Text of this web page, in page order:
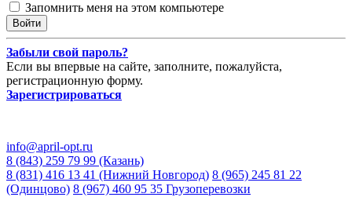
Запомнить меня на этом компьютере
Забыли свой пароль?
Если вы впервые на сайте, заполните, пожалуйста,
регистрационную форму.
Зарегистрироваться
info@april-opt.ru
8 (843) 259 79 99 (Казань)
8 (831) 416 13 41 (Нижний Новгород) 8 (965) 245 81 22
(Одинцово) 8 (967) 460 95 35 Грузоперевозки